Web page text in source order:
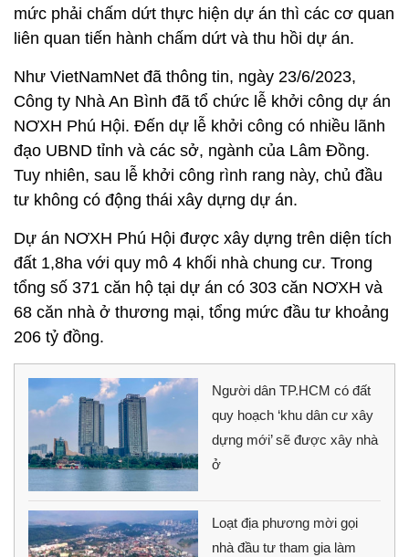
mức phải chấm dứt thực hiện dự án thì các cơ quan
liên quan tiến hành chấm dứt và thu hồi dự án.
Như VietNamNet đã thông tin, ngày 23/6/2023,
Công ty Nhà An Bình đã tổ chức lễ khởi công dự án
NƠXH Phú Hội. Đến dự lễ khởi công có nhiều lãnh
đạo UBND tỉnh và các sở, ngành của Lâm Đồng.
Tuy nhiên, sau lễ khởi công rình rang này, chủ đầu
tư không có động thái xây dựng dự án.
Dự án NƠXH Phú Hội được xây dựng trên diện tích
đất 1,8ha với quy mô 4 khối nhà chung cư. Trong
tổng số 371 căn hộ tại dự án có 303 căn NƠXH và
68 căn nhà ở thương mại, tổng mức đầu tư khoảng
206 tỷ đồng.
Người dân TP.HCM có đất
quy hoạch ‘khu dân cư xây
dựng mới’ sẽ được xây nhà
ở
Loạt địa phương mời gọi
nhà đầu tư tham gia làm